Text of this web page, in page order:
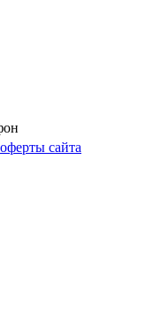
сайта